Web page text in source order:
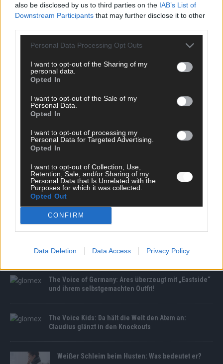
also be disclosed by us to third parties on the IAB’s List of
Downstream Participants that may further disclose it to other
Personal Data Processing Opt Outs
I want to opt-out of the Sharing of my
personal data.
Opted In
I want to opt-out of the Sale of my
Personal Data.
Opted In
I want to opt-out of processing my
Personal Data for Targeted Advertising.
Opted In
I want to opt-out of Collection, Use,
Retention, Sale, and/or Sharing of my
Personal Data that Is Unrelated with the
Purposes for which it was collected.
Opted Out
CONFIRM
Data Deletion Data Access Privacy Policy
FOLGE UNS BEI FACEBOOK
MEDIATHEK
Pebble Beach enthüllt
The Voice of Germany: Ares überzeugt mit „Eastside“
und ihrem selbstgemachten Outfit!
The Voice Kids: Da hält die Welt den Atem an:
Claudius glänzt in den Knockouts
Weißer Schleim beim Husten: Was bedeutet er?